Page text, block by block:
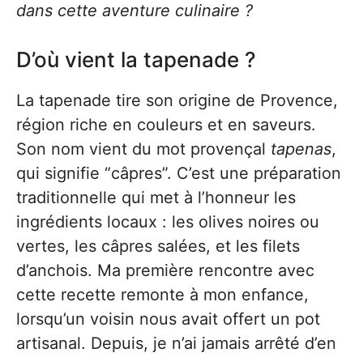
dans cette aventure culinaire ?
D’où vient la tapenade ?
La tapenade tire son origine de Provence,
région riche en couleurs et en saveurs.
Son nom vient du mot provençal tapenas,
qui signifie “câpres”. C’est une préparation
traditionnelle qui met à l’honneur les
ingrédients locaux : les olives noires ou
vertes, les câpres salées, et les filets
d’anchois. Ma première rencontre avec
cette recette remonte à mon enfance,
lorsqu’un voisin nous avait offert un pot
artisanal. Depuis, je n’ai jamais arrêté d’en